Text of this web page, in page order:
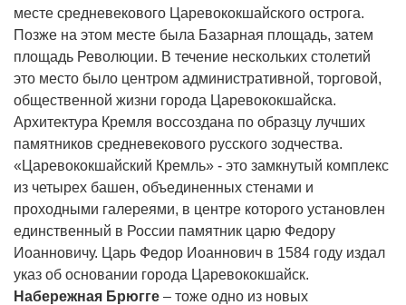
месте средневекового Царевококшайского острога.
Позже на этом месте была Базарная площадь, затем
площадь Революции. В течение нескольких столетий
это место было центром административной, торговой,
общественной жизни города Царевококшайска.
Архитектура Кремля воссоздана по образцу лучших
памятников средневекового русского зодчества.
«Царевококшайский Кремль» - это замкнутый комплекс
из четырех башен, объединенных стенами и
проходными галереями, в центре которого установлен
единственный в России памятник царю Федору
Иоанновичу. Царь Федор Иоаннович в 1584 году издал
указ об основании города Царевококшайск.
Набережная Брюгге – тоже одно из новых